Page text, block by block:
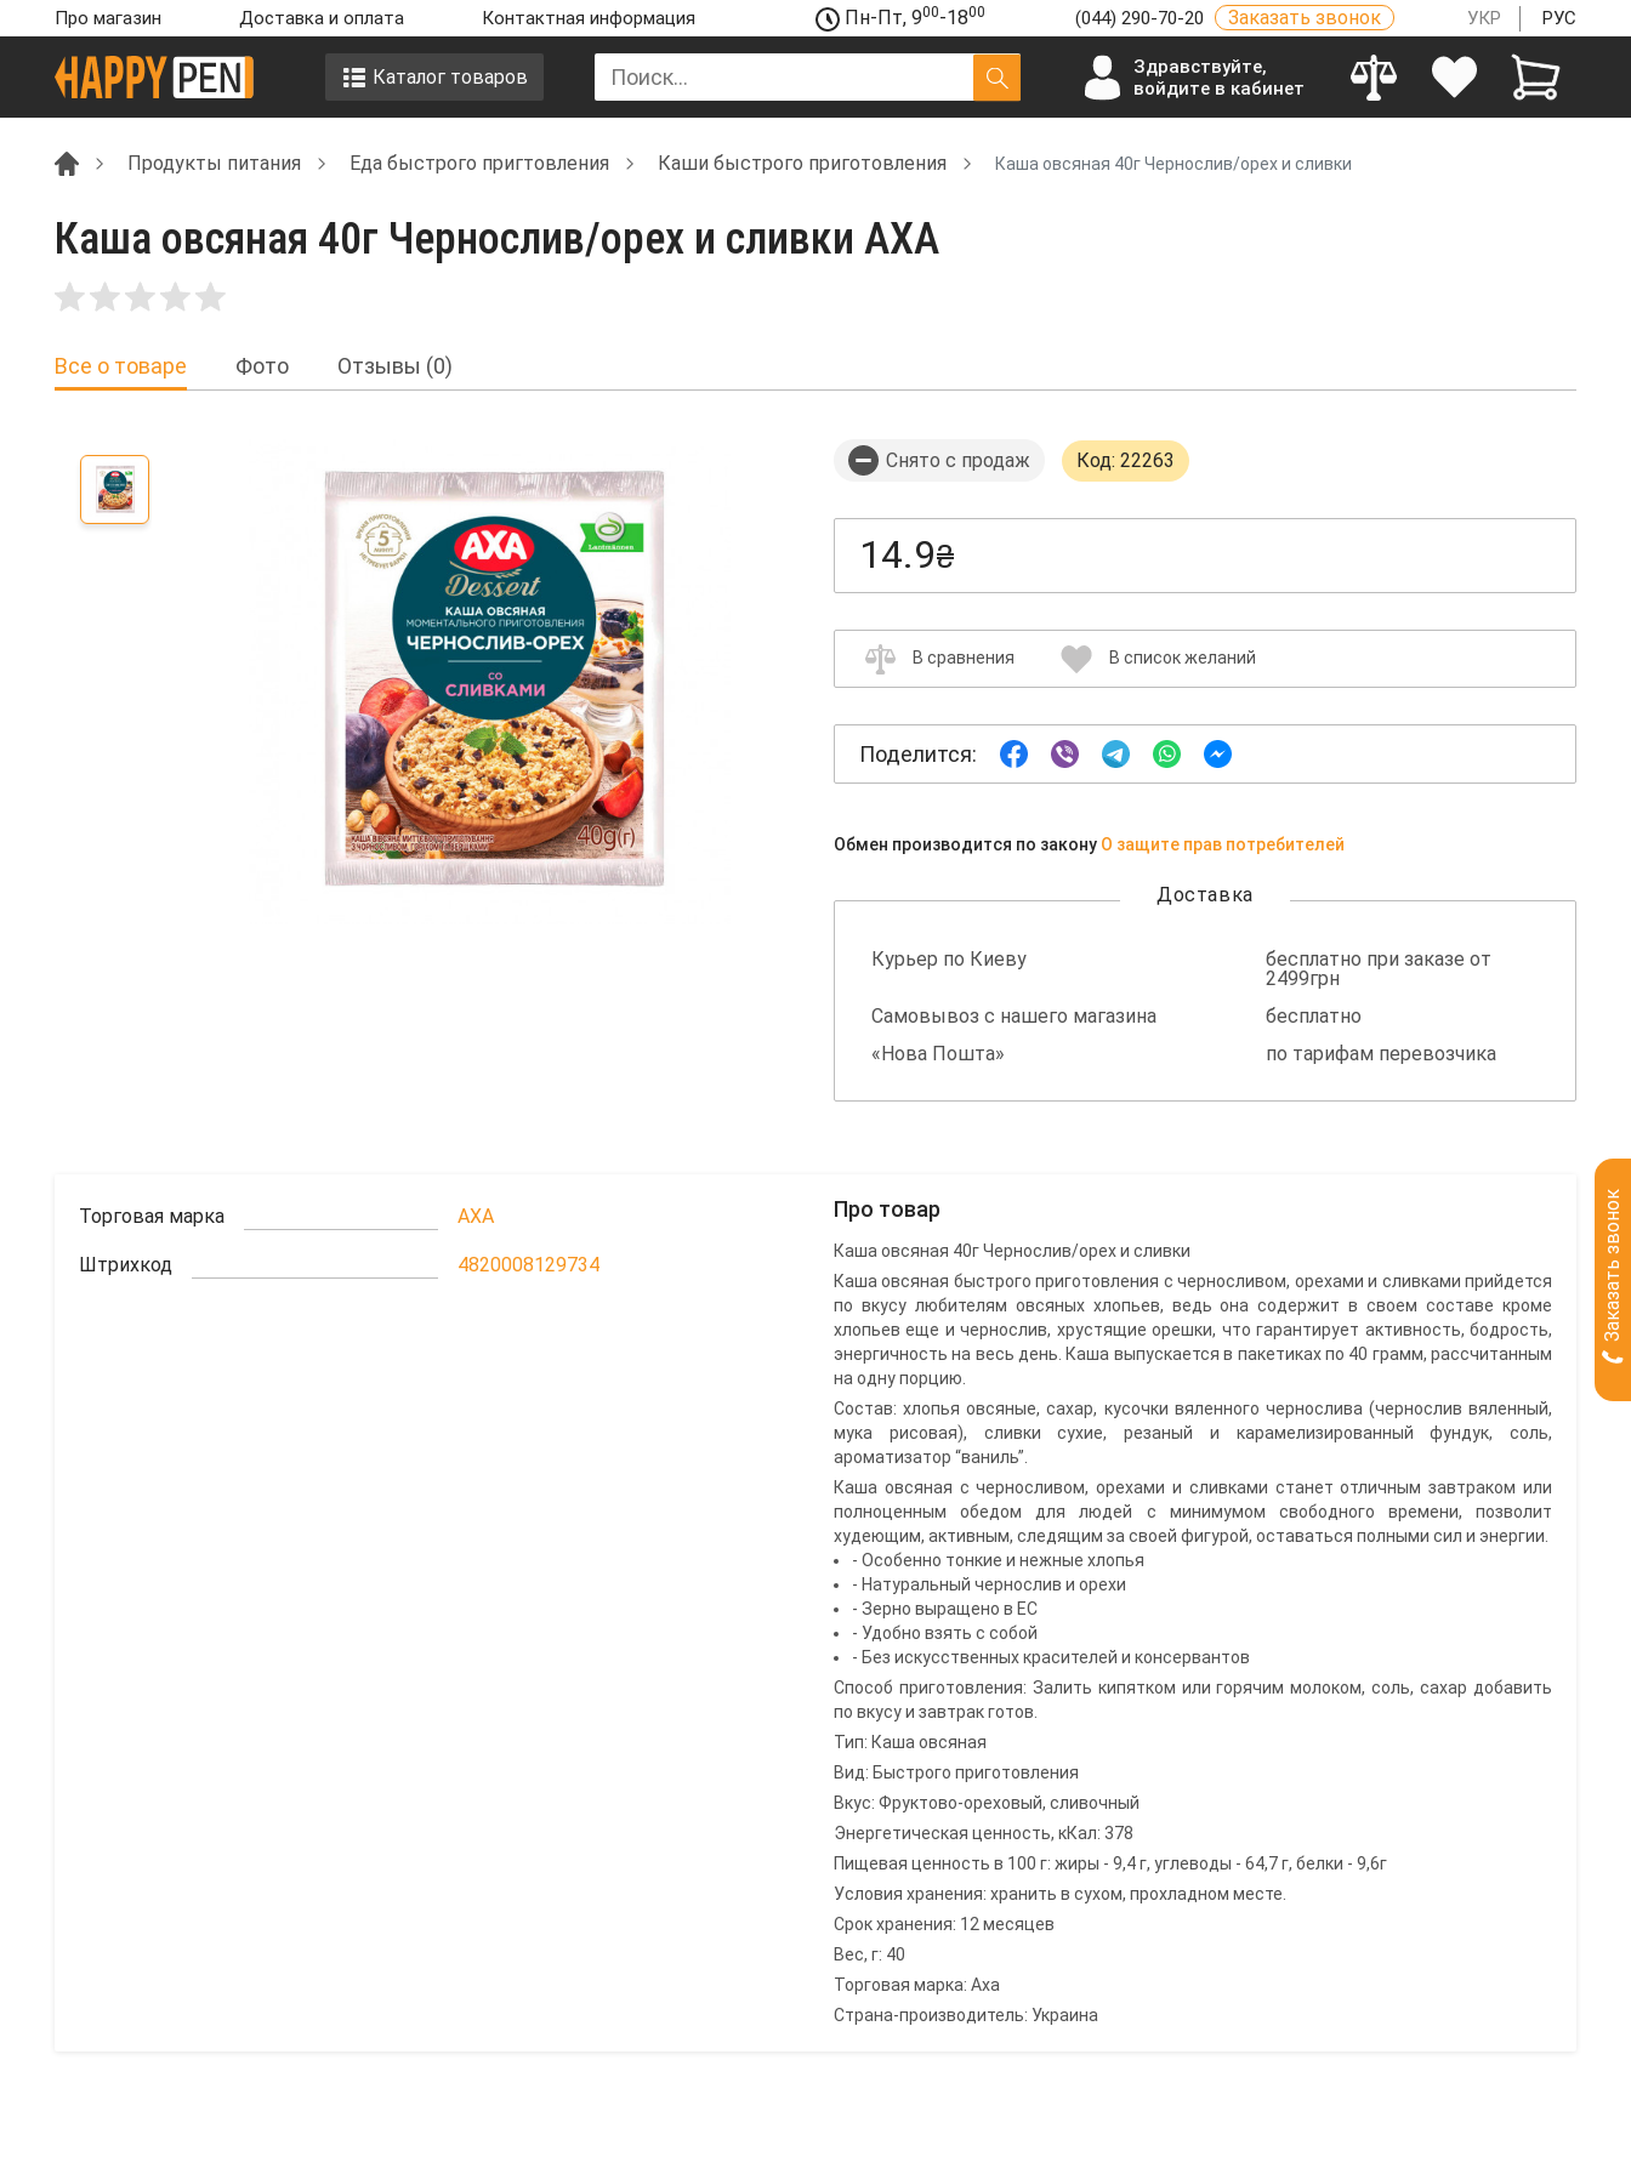
Про магазин Доставка и оплата Контактная информация Пн-Пт, 900-1800 (044) 290-70-20 Заказать звонок УКР РУС
Каталог товаров
Здравствуйте,
войдите в кабинет
Продукты питания Еда быстрого пригтовления Каши быстрого приготовления Каша овсяная 40г Чернослив/орех и сливки
Каша овсяная 40г Чернослив/орех и сливки AXA
Все о товаре Фото Отзывы (0)
Снято с продаж Код: 22263
14.9₴
В сравнения В список желаний
Поделится:
Обмен производится по закону О защите прав потребителей
Доставка
Курьер по Киеву
бесплатно при заказе от
2499грн
Самовывоз с нашего магазина
бесплатно
«Нова Пошта»
по тарифам перевозчика
Торговая марка AXA
Штрихкод 4820008129734
Про товар
Каша овсяная 40г Чернослив/орех и сливки
Каша овсяная быстрого приготовления с черносливом, орехами и сливками прийдется
по вкусу любителям овсяных хлопьев, ведь она содержит в своем составе кроме
хлопьев еще и чернослив, хрустящие орешки, что гарантирует активность, бодрость,
энергичность на весь день. Каша выпускается в пакетиках по 40 грамм, рассчитанным
на одну порцию.
Состав: хлопья овсяные, сахар, кусочки вяленного чернослива (чернослив вяленный,
мука рисовая), сливки сухие, резаный и карамелизированный фундук, соль,
ароматизатор “ваниль”.
Каша овсяная с черносливом, орехами и сливками станет отличным завтраком или
полноценным обедом для людей с минимумом свободного времени, позволит
худеющим, активным, следящим за своей фигурой, оставаться полными сил и энергии.
- Особенно тонкие и нежные хлопья
- Натуральный чернослив и орехи
- Зерно выращено в ЕС
- Удобно взять с собой
- Без искусственных красителей и консервантов
Способ приготовления: Залить кипятком или горячим молоком, соль, сахар добавить
по вкусу и завтрак готов.
Тип: Каша овсяная
Вид: Быстрого приготовления
Вкус: Фруктово-ореховый, сливочный
Энергетическая ценность, кКал: 378
Пищевая ценность в 100 г: жиры - 9,4 г, углеводы - 64,7 г, белки - 9,6г
Условия хранения: хранить в сухом, прохладном месте.
Срок хранения: 12 месяцев
Вес, г: 40
Торговая марка: Axa
Страна-производитель: Украина
Заказать звонок